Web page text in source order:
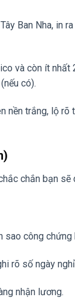
Ban Nha, in
và còn ít nhất
có).
trắng, lộ rõ
chắn bạn sẽ
công
rõ số ngày
nhận lương.